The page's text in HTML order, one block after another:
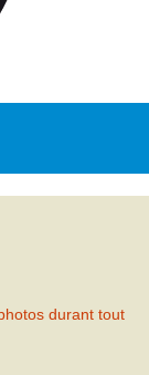
durant tout